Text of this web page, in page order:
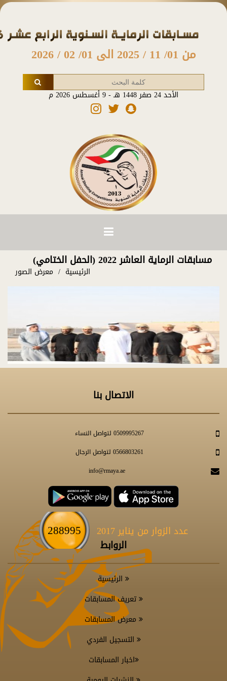
من 01/ 11 / 2025 الى 01/ 02 / 2026
الأحد 24 صفر 1448 هـ - 9 أغسطس 2026 م
مسابقات الرماية العاشر 2022 (الحفل الختامي)
الرئيسية معرض الصور
الاتصال بنا
0509995267 لتواصل النساء
0566803261 لتواصل الرجال
info@rmaya.ae
عدد الزوار من يناير 2017 288995
الروابط
الرئيسية
تعريف المسابقات
معرض المسابقات
التسجيل الفردي
اخبار المسابقات